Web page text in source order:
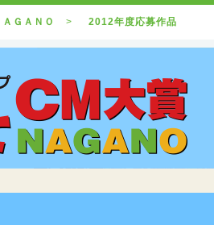
ＧＡＮＯ 2012年度応募作品